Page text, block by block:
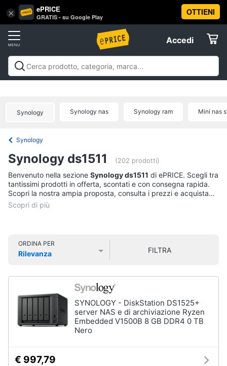
× ePRICE
GRATIS - su Google Play
OTTIENI
Accedi
Accedi
Registrati
Offerte
Tv
e
Home
Cinema
home
Audio
musica
Vai
al
Synology Synology nas Synology ram Mini nas
Synology
Synology ds1511 (202 prodotti)
Benvenuto nella sezione Synology ds1511 di ePRICE. Scegli tra
tantissimi prodotti in offerta, scontati e con consegna rapida.
Scopri la nostra ampia proposta, consulta i prezzi e acquista
comodamente online.
ORDINA PER
Rilevanza
FILTRA
SYNOLOGY - DiskStation DS1525+
server NAS e di archiviazione Ryzen
Embedded V1500B 8 GB DDR4 0 TB
Nero
€ 997,79